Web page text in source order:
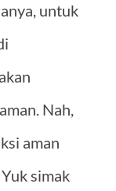
untuk
Nah,
aman
simak